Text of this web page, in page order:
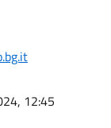
12:45